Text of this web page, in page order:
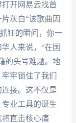
开网易云找首
灰白“该歌曲因
狂的瞬间，你一
人来说，“在国
的头号难题。地
牢锁住了我们
接。这不仅是
业工具的诞生
直击核心痛